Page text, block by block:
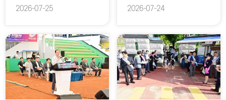
2026-07-25 2026-07-24